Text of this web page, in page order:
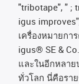
"tribotape", " ;
igus
เครื่องหมายก
igus® SE &
และในอีกหลาย
ทั่วโลก นี่คือรา